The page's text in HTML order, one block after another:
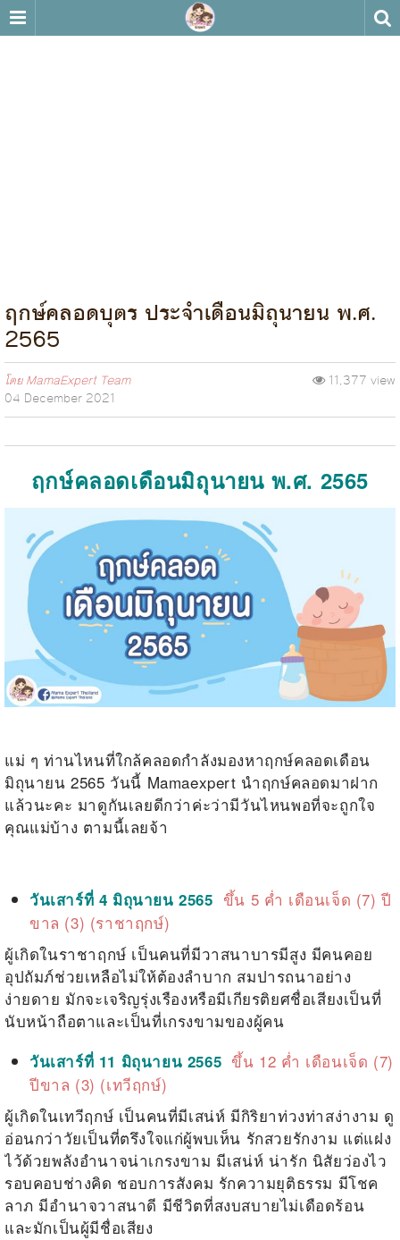
ฤกษ์คลอดบุตร ประจำเดือนมิถุนายน พ.ศ.
2565
โดยMamaExpert Team
04 December 2021
11,377 view
ฤกษ์คลอดเดือนมิถุนายน พ.ศ. 2565
แม่ ๆ ท่านไหนที่ใกล้คลอดกำลังมองหาฤกษ์คลอดเดือน
มิถุนายน 2565 วันนี้ Mamaexpert นำฤกษ์คลอดมาฝาก
แล้วนะคะ มาดูกันเลยดีกว่าค่ะว่ามีวันไหนพอที่จะถูกใจ
คุณแม่บ้าง ตามนี้เลยจ้า
วันเสาร์ที่ 4 มิถุนายน 2565 ขึ้น 5 ค่ำ เดือนเจ็ด (7) ปี
ขาล (3) (ราชาฤกษ์)
ผู้เกิดในราชาฤกษ์ เป็นคนที่มีวาสนาบารมีสูง มีคนคอย
อุปถัมภ์ช่วยเหลือไม่ให้ต้องลำบาก สมปารถนาอย่าง
ง่ายดาย มักจะเจริญรุ่งเรืองหรือมีเกียรติยศชื่อเสียงเป็นที่
นับหน้าถือตาและเป็นที่เกรงขามของผู้คน
วันเสาร์ที่ 11 มิถุนายน 2565 ขึ้น 12 ค่ำ เดือนเจ็ด (7)
ปีขาล (3) (เทวีฤกษ์)
ผู้เกิดในเทวีฤกษ์ เป็นคนที่มีเสน่ห์ มีกิริยาท่วงท่าสง่างาม ดู
อ่อนกว่าวัยเป็นที่ตรึงใจแก่ผู้พบเห็น รักสวยรักงาม แต่แฝง
ไว้ด้วยพลังอำนาจน่าเกรงขาม มีเสน่ห์ น่ารัก นิสัยว่องไว
รอบคอบช่างคิด ชอบการสังคม รักความยุติธรรม มีโชค
ลาภ มีอำนาจวาสนาดี มีชีวิตที่สงบสบายไม่เดือดร้อน
และมักเป็นผู้มีชื่อเสียง